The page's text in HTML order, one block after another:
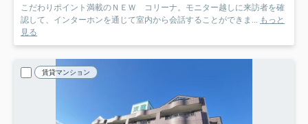
こだわりポイント満載のＮＥＷ コリーナ。モニター越しに来訪者を確
認して、インターホンを通じて室内から会話することができま... もっと
見る
賃貸マンション